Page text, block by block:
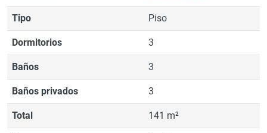
Tipo Piso
Dormitorios 3
Baños 3
Baños privados 3
Total 141 m²